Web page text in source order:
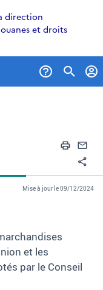
direction
et droits
Mise à jour le 09/12/2024
et les
par le Conseil